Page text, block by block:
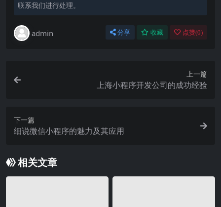
联系我们进行处理。
admin 分享 收藏 点赞(0)
上一篇
上海小程序开发公司的成功经验
下一篇
细说微信小程序的魅力及其应用
相关文章